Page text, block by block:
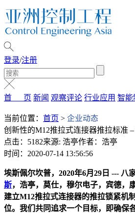
登录/注册
首 页 新闻 观察评论 行业应用 智能
当前位置： 首页 > 企业动态
创新性的M12推拉式连接器推拉标准
点击：5182来源: 浩亭作者：浩亭
时间：2020-07-14 13:56:56
埃斯佩尔坎普，2020年6月29日 --- 八
斯，浩亭，莫仕，穆尔电子，宾德，
建立M12推拉式连接器的推拉锁紧机
位。我们共同追求一个目标，即确保